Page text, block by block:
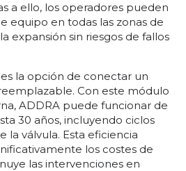
a ello, los operadores pueden
equipo en todas las zonas de
expansión sin riesgos de fallos
la opción de conectar un
Con este módulo
ADDRA puede funcionar de
30 años, incluyendo ciclos
la válvula. Esta eficiencia
los costes de
las intervenciones en